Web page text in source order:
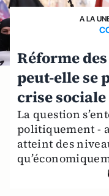
A LA
Réforme
peut-elle se
crise
La question
politiquement -
atteint des